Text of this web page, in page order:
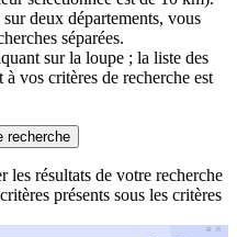
deux départements, vous
séparées.
sur la loupe ; la liste des
vos critères de recherche est
recherche
les résultats de votre recherche
présents sous les critères